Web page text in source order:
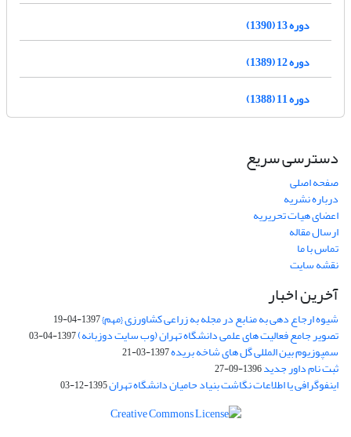
دوره 13 (1390)
دوره 12 (1389)
دوره 11 (1388)
دسترسی سریع
صفحه اصلی
درباره نشریه
اعضای هیات تحریریه
ارسال مقاله
تماس با ما
نقشه سایت
آخرین اخبار
شیوه ارجاع دهی به منابع در مجله به زراعی کشاورزی {مهم}1397-04-19
تصویر جامع فعالیت های علمی دانشگاه تهران (وب سایت دوزبانه)1397-04-03
سمپوزیوم بین المللی گل های شاخه بریده1397-03-21
ثبت نام داور جدید1396-09-27
اینفوگرافی یا اطلاعات نگاشت بنیاد حامیان دانشگاه تهران1395-12-03